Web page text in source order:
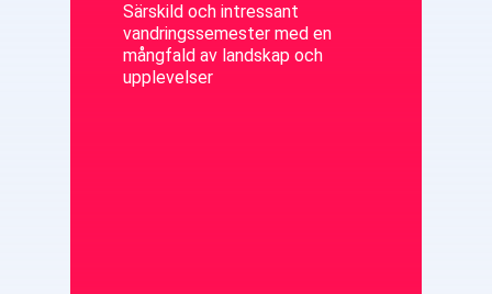
Särskild och intressant
vandringssemester med en
mångfald av landskap och
upplevelser